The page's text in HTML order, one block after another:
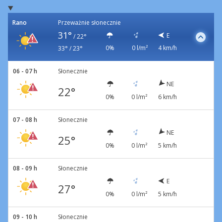
Rano Przeważnie słonecznie
31° / 22°
33° / 23°
0% 0 l/m²
E
4 km/h
06 - 07 h Słonecznie
22° 0% 0 l/m²
NE
6 km/h
07 - 08 h Słonecznie
25° 0% 0 l/m²
NE
5 km/h
08 - 09 h Słonecznie
27° 0% 0 l/m²
E
5 km/h
09 - 10 h Słonecznie